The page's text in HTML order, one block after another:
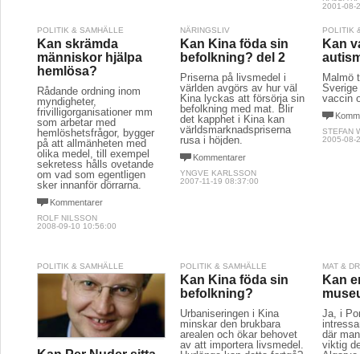
2001-08-
POLITIK & SAMHÄLLE
Kan skrämda
människor hjälpa
hemlösa?
Rådande ordning inom
myndigheter,
frivilligorganisationer mm
som arbetar med
hemlöshetsfrågor, bygger
på att allmänheten med
olika medel, till exempel
sekretess hålls ovetande
om vad som egentligen
sker innanför dörrarna.
Kommentarer
ROLF NILSSON
2008-09-10 10:56:00
NÄRINGSLIV
Kan Kina föda sin
befolkning? del 2
Priserna på livsmedel i
världen avgörs av hur väl
Kina lyckas att försörja sin
befolkning med mat. Blir
det kapphet i Kina kan
världsmarknadspriserna
rusa i höjden.
Kommentarer
YNGVE KARLSSON
2007-11-19 08:37:00
POLITIK
Kan
Malmö
vaccin
STEFAN
2005-08-
POLITIK & SAMHÄLLE POLITIK & SAMHÄLLE
Kan Kina föda sin
befolkning?
Urbaniseringen i Kina
minskar den brukbara
arealen och ökar behovet
av att importera livsmedel.
MAT &
Kan
Ja, i
där
viktig